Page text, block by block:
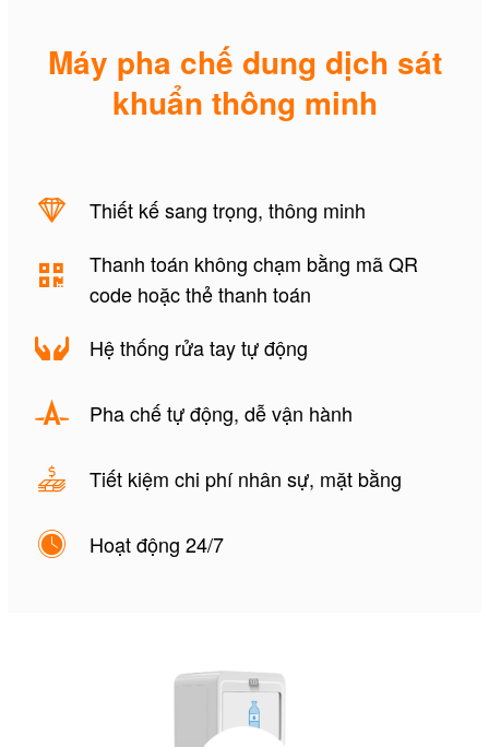
Máy pha chế dung dịch sát
khuẩn thông minh
Thiết kế sang trọng, thông minh
Thanh toán không chạm bằng mã QR
code hoặc thẻ thanh toán
Hệ thống rửa tay tự động
Pha chế tự động, dễ vận hành
Tiết kiệm chi phí nhân sự, mặt bằng
Hoạt động 24/7